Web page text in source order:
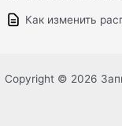
Как изменить
Copyright © 2026